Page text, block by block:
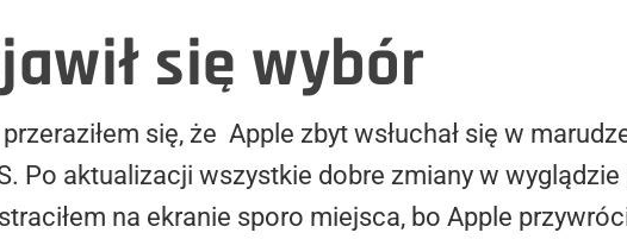
się wybór
się, że Apple zbyt wsłuchał się w
Po aktualizacji wszystkie dobre zmiany w wyglądzie
na ekranie sporo miejsca, bo Apple